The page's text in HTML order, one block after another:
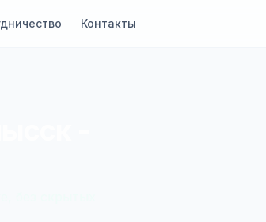
Контакты